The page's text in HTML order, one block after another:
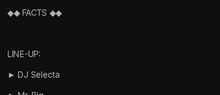
◆◆ FACTS ◆◆
LINE-UP:
► DJ Selecta